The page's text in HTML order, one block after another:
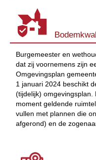
Burgemeester en
dat zij voornemens zijn
Omgevingsplan
1 januari 2024 beschikt
(tijdelijk)
moment geldende
vullen met plannen die
afgerond) en de